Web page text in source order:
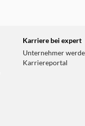
Karriere bei expert
Unternehmer
Karriereportal